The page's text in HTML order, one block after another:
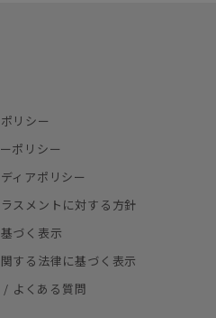
リシー
ポリシー
ィアポリシー
スメントに対する方針
づく表示
する法律に基づく表示
/ よくある質問